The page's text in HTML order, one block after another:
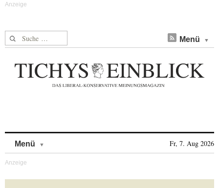
Suche nach: Menü
Menü Fr, 7. Aug 2026